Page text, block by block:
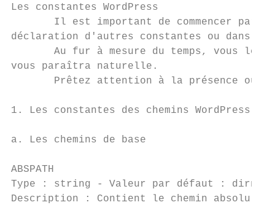
Les constantes WordPress
Il est important de commencer par
déclaration d'autres constantes ou dans
Au fur à mesure du temps, vous les
vous paraîtra naturelle.
Prêtez attention à la présence ou
1. Les constantes des chemins WordPress
a. Les chemins de base
ABSPATH
Type ​: string - ​Valeur par défaut​ :
Description​ : Contient le chemin absolu